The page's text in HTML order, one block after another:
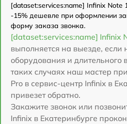
[dataset:services:name] Infinix Note
-15% дешевле при оформлении
форму заказа звонка.
[dataset:services:name] Infinix
выполняется на выезде, если
оборудования и длительного
таких случаях наш мастер
Pro в сервис-центр Infinix в
привезет обратно.
Закажите звонок или
Infinix в Екатеринбурге